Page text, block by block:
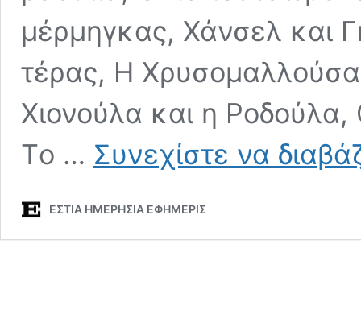
μέρμηγκας, Χάνσελ και
τέρας, Η
Χιονούλα και η
Τo … Συνεχίστε να
ΕΣΤΙΑ ΗΜΕΡΗΣΙΑ ΕΦΗΜΕΡΙΣ